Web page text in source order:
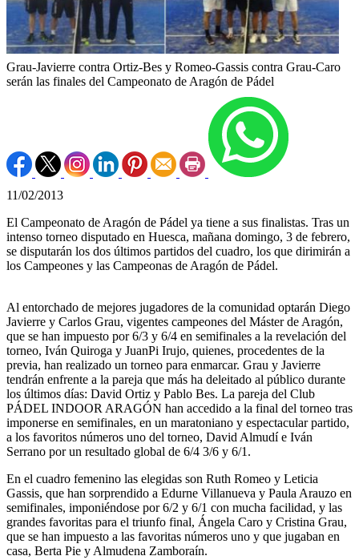
Grau-Javierre contra Ortiz-Bes y Romeo-Gassis contra Grau-Caro
serán las finales del Campeonato de Aragón de Pádel
11/02/2013
El Campeonato de Aragón de Pádel ya tiene a sus finalistas. Tras un
intenso torneo disputado en Huesca, mañana domingo, 3 de febrero,
se disputarán los dos últimos partidos del cuadro, los que dirimirán a
los Campeones y las Campeonas de Aragón de Pádel.
Al entorchado de mejores jugadores de la comunidad optarán Diego
Javierre y Carlos Grau, vigentes campeones del Máster de Aragón,
que se han impuesto por 6/3 y 6/4 en semifinales a la revelación del
torneo, Iván Quiroga y JuanPi Irujo, quienes, procedentes de la
previa, han realizado un torneo para enmarcar. Grau y Javierre
tendrán enfrente a la pareja que más ha deleitado al público durante
los últimos días: David Ortiz y Pablo Bes. La pareja del Club
PÁDEL INDOOR ARAGÓN han accedido a la final del torneo tras
imponerse en semifinales, en un maratoniano y espectacular partido,
a los favoritos números uno del torneo, David Almudí e Iván
Serrano por un resultado global de 6/4 3/6 y 6/1.
En el cuadro femenino las elegidas son Ruth Romeo y Leticia
Gassis, que han sorprendido a Edurne Villanueva y Paula Arauzo en
semifinales, imponiéndose por 6/2 y 6/1 con mucha facilidad, y las
grandes favoritas para el triunfo final, Ángela Caro y Cristina Grau,
que se han impuesto a las favoritas números uno y que jugaban en
casa, Berta Pie y Almudena Zamboraín.